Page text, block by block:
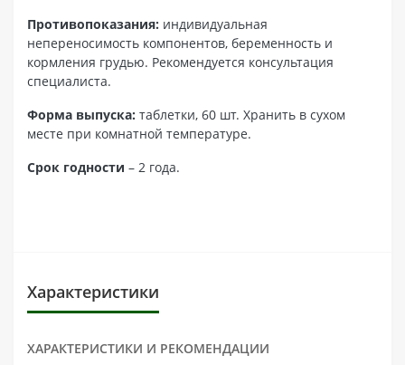
Противопоказания: индивидуальная
непереносимость компонентов, беременность и
кормления грудью. Рекомендуется консультация
специалиста.
Форма выпуска: таблетки, 60 шт. Хранить в сухом
месте при комнатной температуре.
Срок годности – 2 года.
Характеристики
ХАРАКТЕРИСТИКИ И РЕКОМЕНДАЦИИ